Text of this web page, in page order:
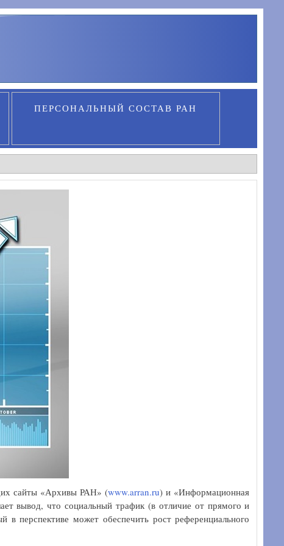
ПЕРСОНАЛЬНЫЙ СОСТАВ РАН
сайты «Архивы РАН» (www.arran.ru) и «Информационная
вывод, что социальный трафик (в отличие от прямого и
в перспективе может обеспечить рост референциального